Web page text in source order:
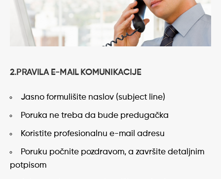
2.PRAVILA E-MAIL KOMUNIKACIJE
Jasno formulišite naslov (subject line)
Poruka ne treba da bude predugačka
Koristite profesionalnu e-mail adresu
Poruku počnite pozdravom, a završite detaljnim
potpisom